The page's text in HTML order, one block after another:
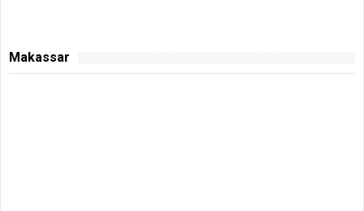
Makassar